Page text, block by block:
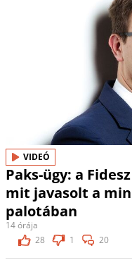
VIDEÓ
Paks-ügy: a
mit javasolt a
palotában
14 órája
28
1 20